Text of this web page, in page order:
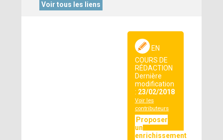
Voir tous les liens
EN
COURS DE
RÉDACTION
Dernière
modification
: 23/02/2018
Voir les
contributeurs
Proposer
un
enrichissement